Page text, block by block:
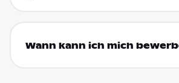
Wann kann ich mich